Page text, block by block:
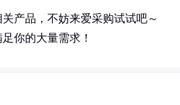
产品，不妨来爱采购试试吧～
你的大量需求！